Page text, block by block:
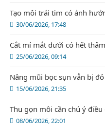
30/06/2026, 17:48
Tạo môi trái tim có ảnh
25/06/2026, 09:14
Cắt mí mắt dưới có hết
15/06/2026, 21:35
Nâng mũi bọc sụn vẫn bị
08/06/2026, 22:01
Thu gọn môi cần chú ý điều